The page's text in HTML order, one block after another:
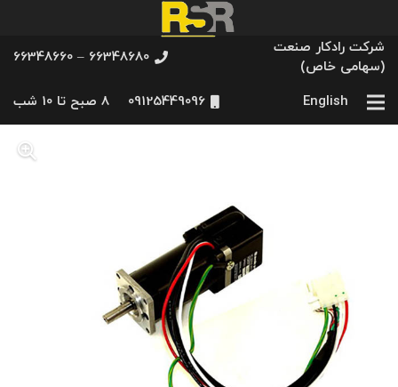
شرکت رادکار صنعت
(سهامی خاص)
66348680 – 66348660
English
09125449096 8 صبح تا 10 شب